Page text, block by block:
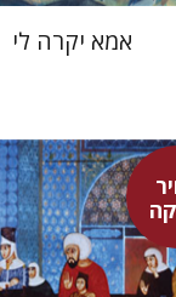
אמא יקרה לי
טלר
דורון מגן